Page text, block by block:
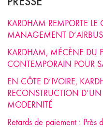
KARDHAM REMPORTE LE
MANAGEMENT D’AIRBUS
KARDHAM, MÉCÈNE DU
CONTEMPORAIN POUR
EN CÔTE D’IVOIRE,
RECONSTRUCTION D’UN
MODERNITÉ
Retards de paiement : Près